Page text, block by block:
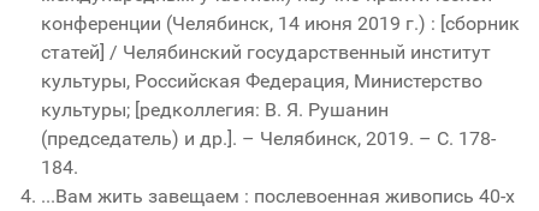
конференции (Челябинск, 14 июня 2019 г.) : [сборник
статей] / Челябинский государственный институт
культуры, Российская Федерация, Министерство
культуры; [редколлегия: В. Я. Рушанин
(председатель) и др.]. – Челябинск, 2019. – С. 178-
184.
...Вам жить завещаем : послевоенная живопись 40-х